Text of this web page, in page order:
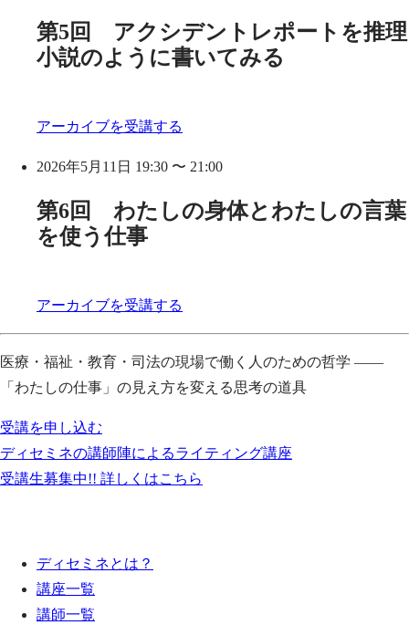
第5回 アクシデントレポートを推理
小説のように書いてみる
アーカイブを受講する
2026年5月11日 19:30 〜 21:00
第6回 わたしの身体とわたしの言葉
を使う仕事
アーカイブを受講する
医療・福祉・教育・司法の現場で働く人のための哲学 ——
「わたしの仕事」の見え方を変える思考の道具
受講を申し込む
ディセミネの講師陣によるライティング講座
受講生募集中!! 詳しくはこちら
ディセミネとは？
講座一覧
講師一覧